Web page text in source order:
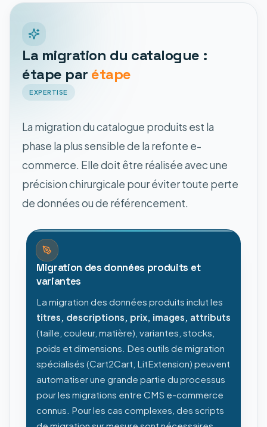
La migration du catalogue :
étape par étape
EXPERTISE
La migration du catalogue produits est la
phase la plus sensible de la refonte e-
commerce. Elle doit être réalisée avec une
précision chirurgicale pour éviter toute perte
de données ou de référencement.
Migration des données produits et
variantes
La migration des données produits inclut les
titres, descriptions, prix, images, attributs
(taille, couleur, matière), variantes, stocks,
poids et dimensions. Des outils de migration
spécialisés (Cart2Cart, LitExtension) peuvent
automatiser une grande partie du processus
pour les migrations entre CMS e-commerce
connus. Pour les cas complexes, des scripts